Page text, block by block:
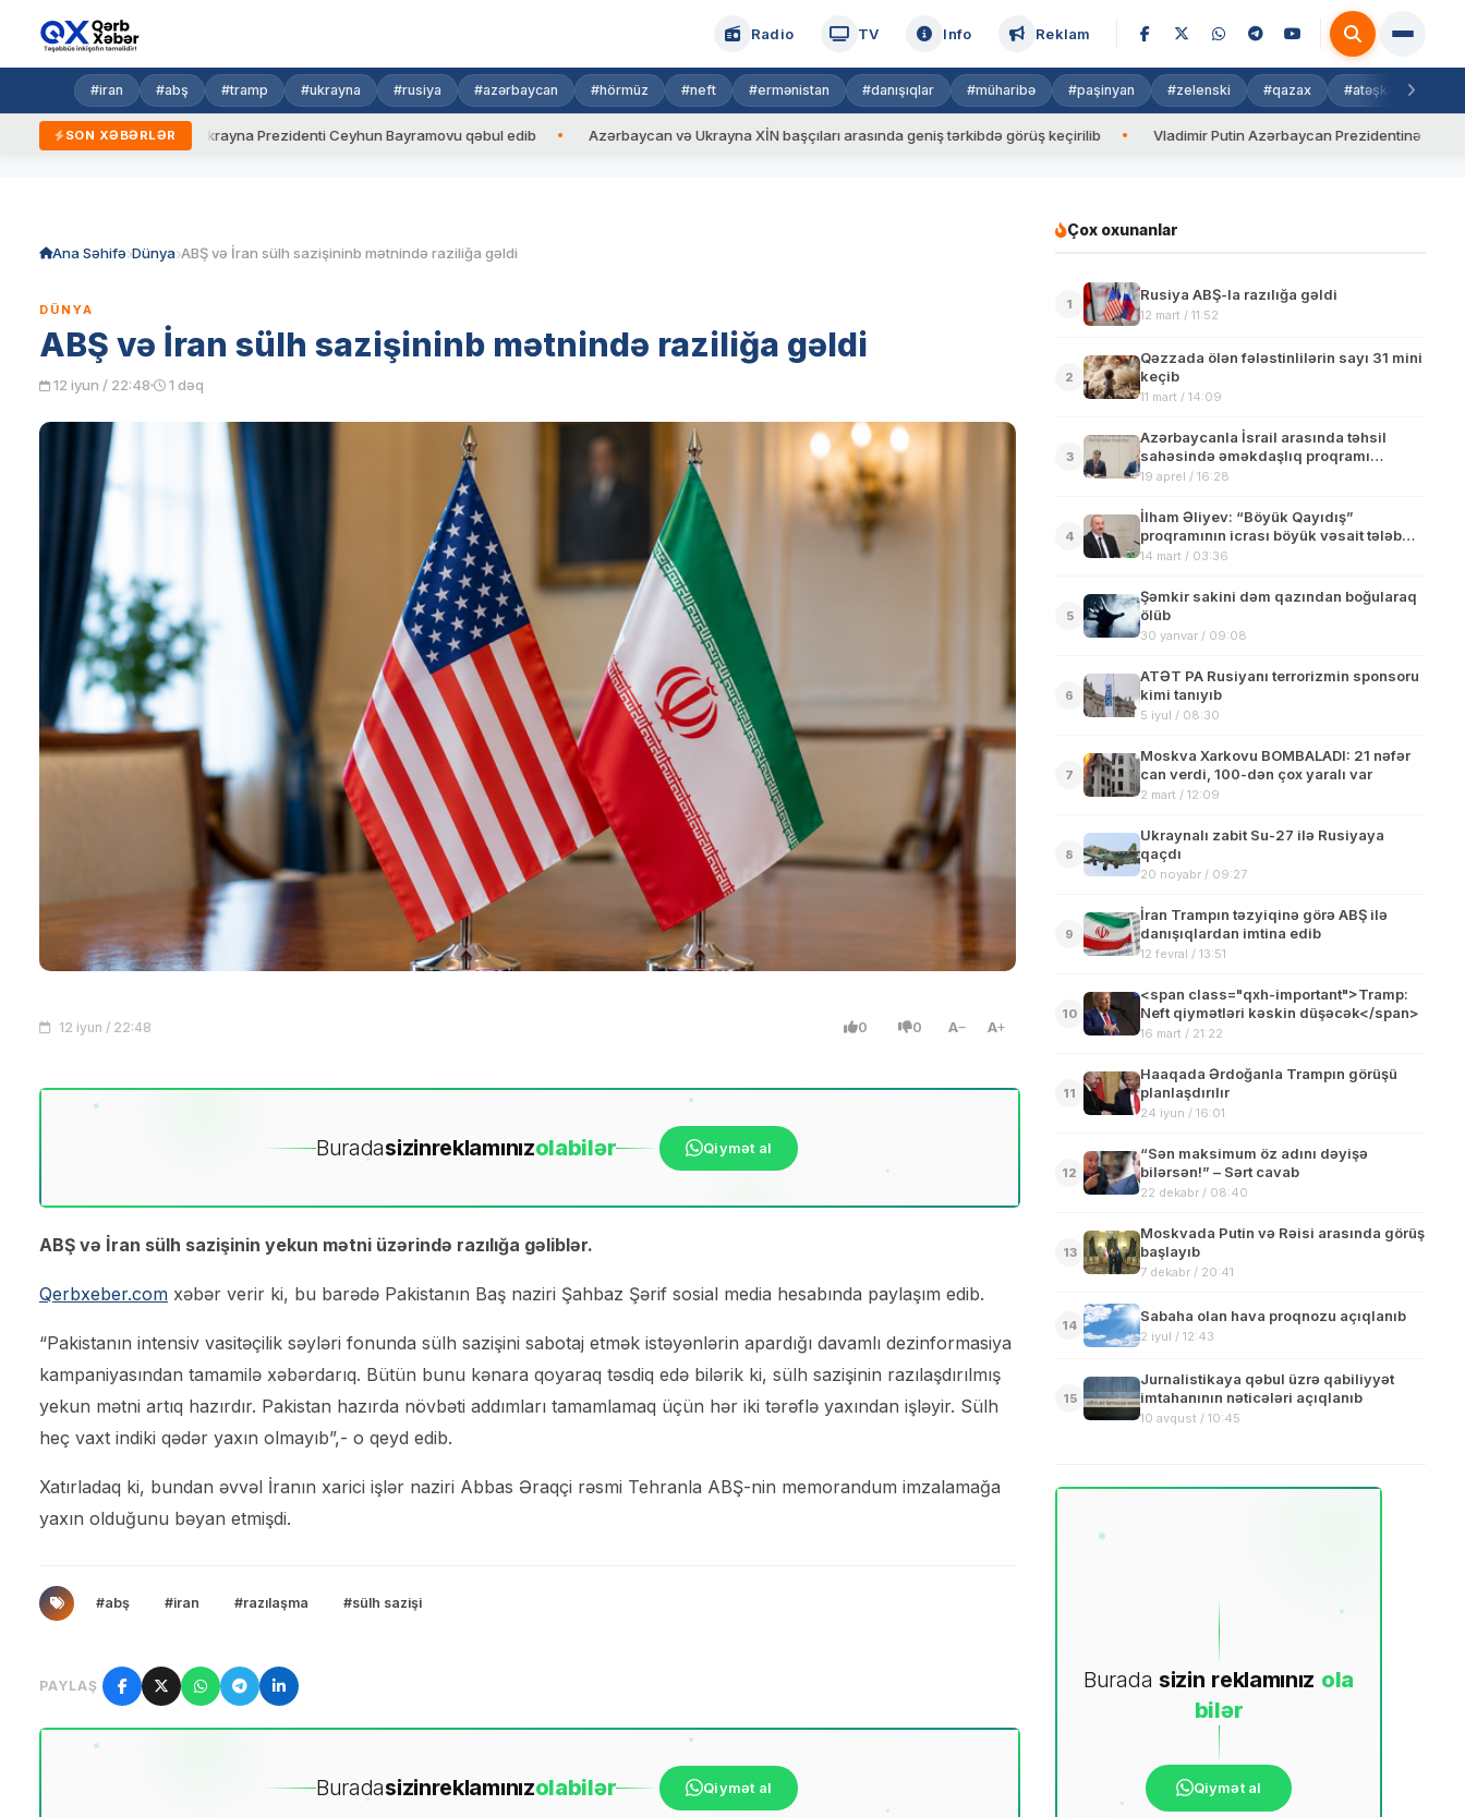
Radio TV Info Reklam
#iran #abş #tramp #ukrayna #rusiya #azərbaycan #hörmüz #neft #ermənistan #danışıqlar #müharibə #paşinyan #zelenski #qazax #atəşkəs
SON XƏBƏRLƏR
qaydalar Ukrayna Prezidenti Ceyhun Bayramovu qəbul edib Azərbaycan və Ukrayna XİN başçıları arasında geniş tərkibdə görüş keçirilib Vladimir Putin Azərbaycan Prezidentinə zəng edib
Ana Səhifə Dünya ABŞ və İran sülh sazişininb mətnində raziliğa gəldi
DÜNYA
ABŞ və İran sülh sazişininb mətnində raziliğa gəldi
12 iyun / 22:48 1 dəq
12 iyun / 22:48 0 0 A A
Buradasizinreklamınızolabilər Qiymət al
ABŞ və İran sülh sazişinin yekun mətni üzərində razılığa gəliblər.
Qerbxeber.com xəbər verir ki, bu barədə Pakistanın Baş naziri Şahbaz Şərif sosial media hesabında paylaşım edib.
“Pakistanın intensiv vasitəçilik səyləri fonunda sülh sazişini sabotaj etmək istəyənlərin apardığı davamlı dezinformasiya
kampaniyasından tamamilə xəbərdarıq. Bütün bunu kənara qoyaraq təsdiq edə bilərik ki, sülh sazişinin razılaşdırılmış
yekun mətni artıq hazırdır. Pakistan hazırda növbəti addımları tamamlamaq üçün hər iki tərəflə yaxından işləyir. Sülh
heç vaxt indiki qədər yaxın olmayıb”,- o qeyd edib.
Xatırladaq ki, bundan əvvəl İranın xarici işlər naziri Abbas Əraqçi rəsmi Tehranla ABŞ-nin memorandum imzalamağa
yaxın olduğunu bəyan etmişdi.
#abş #iran #razılaşma #sülh sazişi
PAYLAŞ
Buradasizinreklamınızolabilər Qiymət al
Çox oxunanlar
1
Rusiya ABŞ-la razılığa gəldi
12 mart / 11:52
2
Qəzzada ölən fələstinlilərin sayı 31 mini
keçib
11 mart / 14:09
3
Azərbaycanla İsrail arasında təhsil
sahəsində əməkdaşlıq proqramı
imzalanıb
19 aprel / 16:28
4
İlham Əliyev: “Böyük Qayıdış”
proqramının icrası böyük vəsait tələb
edəcək”
14 mart / 03:36
5
Şəmkir sakini dəm qazından boğularaq
ölüb
30 yanvar / 09:08
6
ATƏT PA Rusiyanı terrorizmin sponsoru
kimi tanıyıb
5 iyul / 08:30
7
Moskva Xarkovu BOMBALADI: 21 nəfər
can verdi, 100-dən çox yaralı var
2 mart / 12:09
8
Ukraynalı zabit Su-27 ilə Rusiyaya
qaçdı
20 noyabr / 09:27
9
İran Trampın təzyiqinə görə ABŞ ilə
danışıqlardan imtina edib
12 fevral / 13:51
10
<span class="qxh-important">Tramp:
Neft qiymətləri kəskin düşəcək</span>
16 mart / 21:22
11
Haaqada Ərdoğanla Trampın görüşü
planlaşdırılır
24 iyun / 16:01
12
“Sən maksimum öz adını dəyişə
bilərsən!” – Sərt cavab
22 dekabr / 08:40
13
Moskvada Putin və Rəisi arasında görüş
başlayıb
7 dekabr / 20:41
14
Sabaha olan hava proqnozu açıqlanıb
2 iyul / 12:43
15
Jurnalistikaya qəbul üzrə qabiliyyət
imtahanının nəticələri açıqlanıb
10 avqust / 10:45
Burada sizin reklamınız ola
bilər
Qiymət al